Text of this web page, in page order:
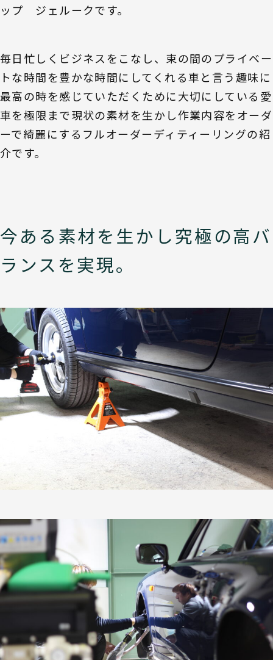
ップ ジェルークです。
毎日忙しくビジネスをこなし、束の間のプライベー
トな時間を豊かな時間にしてくれる車と言う趣味に
最高の時を感じていただくために大切にしている愛
車を極限まで現状の素材を生かし作業内容をオーダ
ーで綺麗にするフルオーダーディティーリングの紹
介です。
今ある素材を生かし究極の高バ
ランスを実現。